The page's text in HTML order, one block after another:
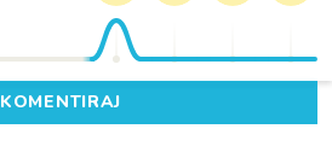
KOMENTIRAJ